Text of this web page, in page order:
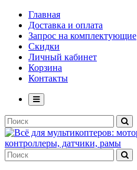
Главная
Доставка и оплата
Запрос на комплектующие
Скидки
Личный кабинет
Корзина
Контакты